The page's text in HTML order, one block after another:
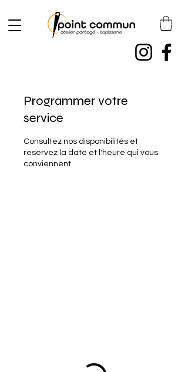
Programmer votre
service
Consultez nos disponibilités et
réservez la date et l'heure qui vous
conviennent.